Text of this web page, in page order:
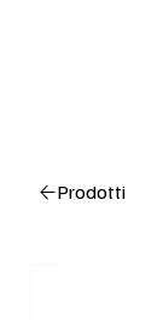
Prodotti